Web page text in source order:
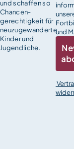
und schaffen so
Chancen­
gerechtigkeit für
neuzugewanderte
Kinder und
Jugendliche.
und